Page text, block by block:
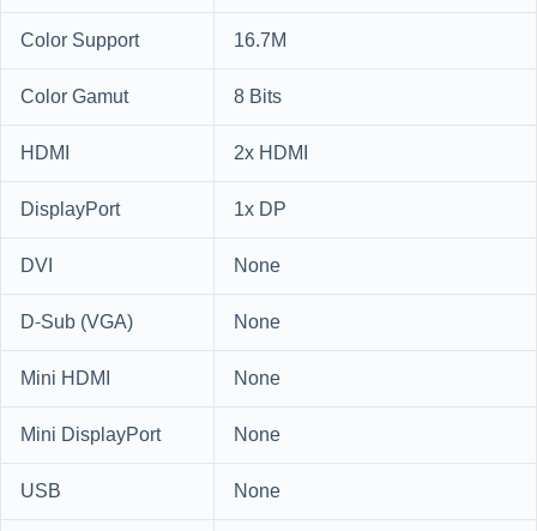
Color Support
16.7M
Color Gamut
8 Bits
HDMI
2x HDMI
DisplayPort
1x DP
DVI
None
D-Sub (VGA)
None
Mini HDMI
None
Mini DisplayPort
None
USB
None